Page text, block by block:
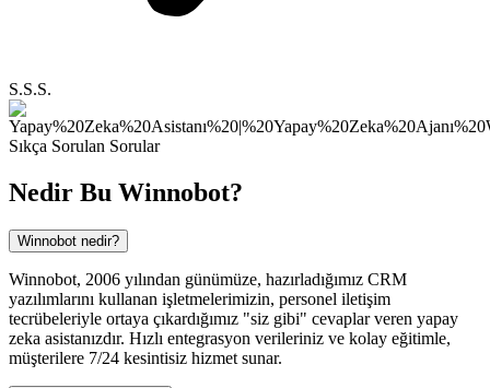
S.S.S.
Sıkça Sorulan Sorular
Nedir Bu Winnobot?
Winnobot nedir?
Winnobot, 2006 yılından günümüze, hazırladığımız CRM
yazılımlarını kullanan işletmelerimizin, personel iletişim
tecrübeleriyle ortaya çıkardığımız "siz gibi" cevaplar veren yapay
zeka asistanızdır. Hızlı entegrasyon verileriniz ve kolay eğitimle,
müşterilere 7/24 kesintisiz hizmet sunar.